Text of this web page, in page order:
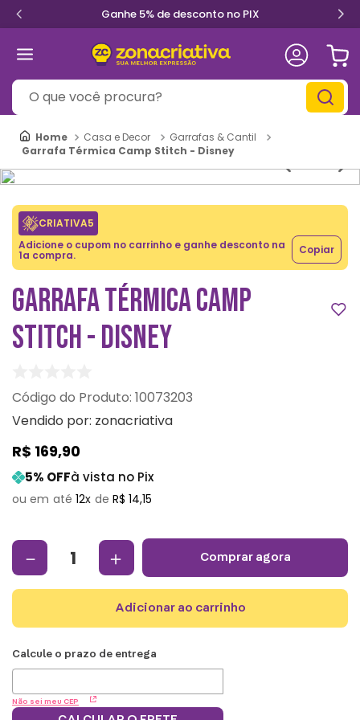
Ganhe 5% de desconto no PIX
O que você procura?
Casa e Decor
Garrafas & Cantil
Garrafa Térmica Camp Stitch - Disney
CRIATIVA5
Adicione o cupom no carrinho e ganhe desconto na
1a compra. Copiar
GARRAFA TÉRMICA CAMP
STITCH - DISNEY
: 10073203
Vendido por: zonacriativa
R$ 169,90
5% OFFà vista no Pix
12 R$ 14,15
＋
－ comprar agora
adicionar ao carrinho
Não sei meu CEP